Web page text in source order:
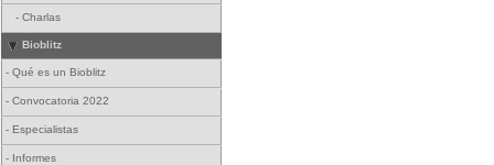
- Charlas
Bioblitz
- Qué es un Bioblitz
- Convocatoria 2022
- Especialistas
- Informes